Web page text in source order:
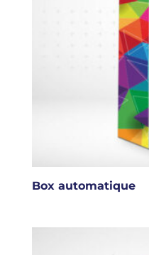
Box automatique